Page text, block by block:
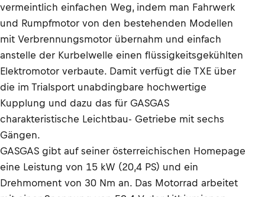
vermeintlich einfachen Weg, indem man Fahrwerk
und Rumpfmotor von den bestehenden Modellen
mit Verbrennungsmotor übernahm und einfach
anstelle der Kurbelwelle einen flüssigkeitsgekühlten
Elektromotor verbaute. Damit verfügt die TXE über
die im Trialsport unabdingbare hochwertige
Kupplung und dazu das für GASGAS
charakteristische Leichtbau- Getriebe mit sechs
Gängen.
GASGAS gibt auf seiner österreichischen Homepage
eine Leistung von 15 kW (20,4 PS) und ein
Drehmoment von 30 Nm an. Das Motorrad arbeitet